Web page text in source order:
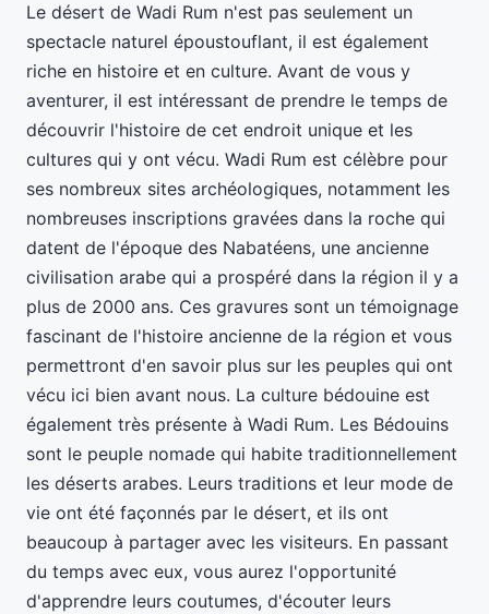
Le désert de Wadi Rum n'est pas seulement un
spectacle naturel époustouflant, il est également
riche en histoire et en culture. Avant de vous y
aventurer, il est intéressant de prendre le temps de
découvrir l'histoire de cet endroit unique et les
cultures qui y ont vécu. Wadi Rum est célèbre pour
ses nombreux sites archéologiques, notamment les
nombreuses inscriptions gravées dans la roche qui
datent de l'époque des Nabatéens, une ancienne
civilisation arabe qui a prospéré dans la région il y a
plus de 2000 ans. Ces gravures sont un témoignage
fascinant de l'histoire ancienne de la région et vous
permettront d'en savoir plus sur les peuples qui ont
vécu ici bien avant nous. La culture bédouine est
également très présente à Wadi Rum. Les Bédouins
sont le peuple nomade qui habite traditionnellement
les déserts arabes. Leurs traditions et leur mode de
vie ont été façonnés par le désert, et ils ont
beaucoup à partager avec les visiteurs. En passant
du temps avec eux, vous aurez l'opportunité
d'apprendre leurs coutumes, d'écouter leurs